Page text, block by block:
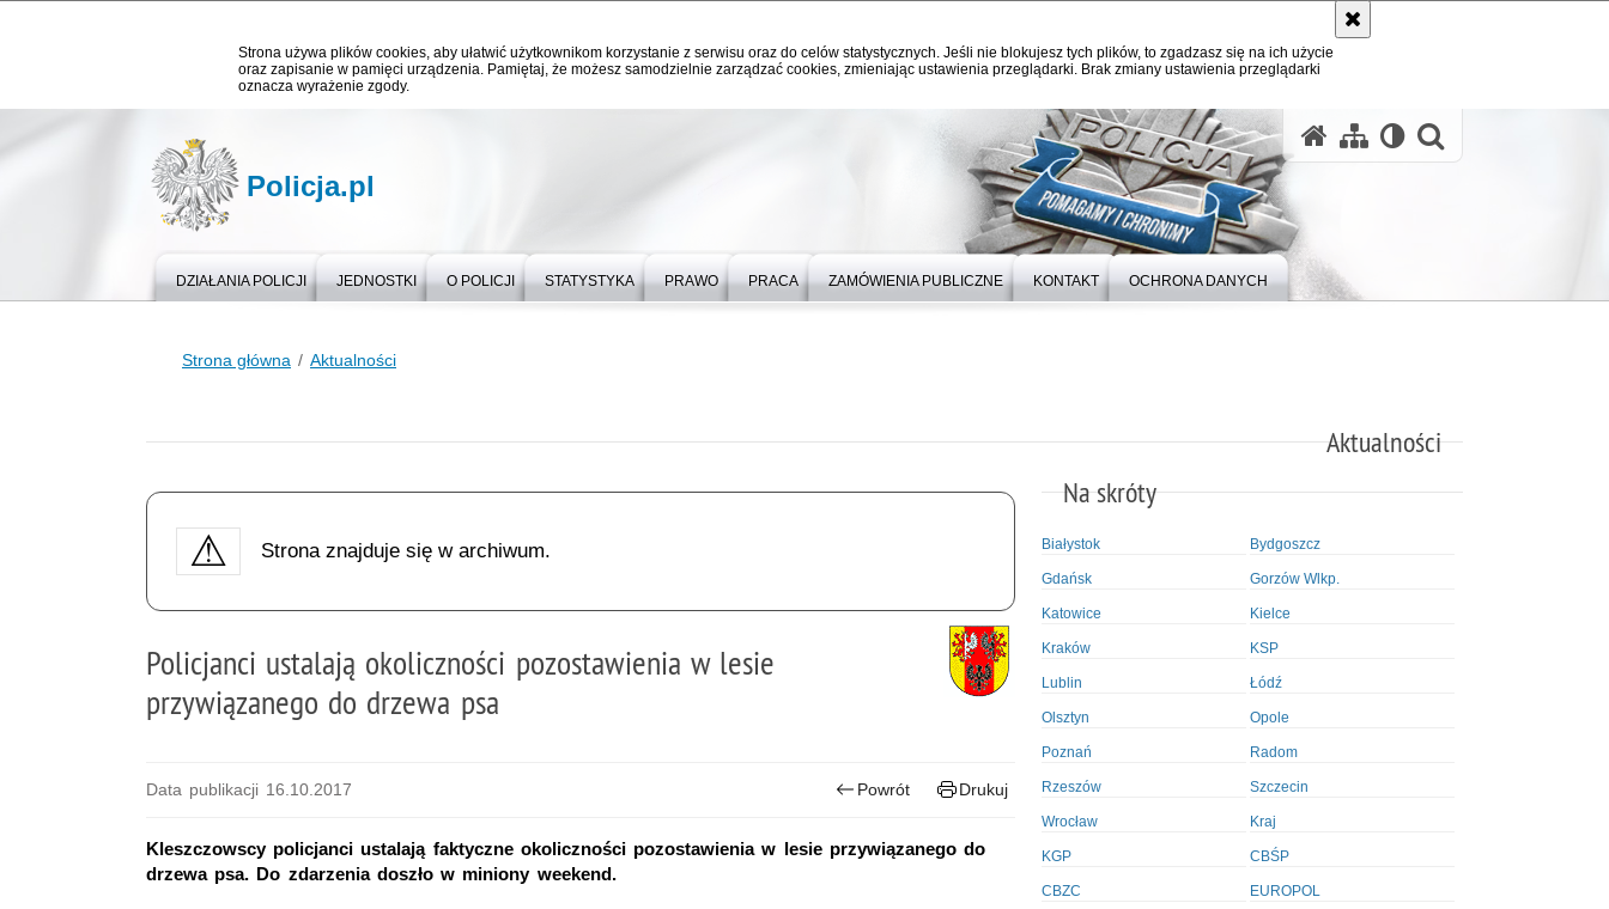
Strona używa plików cookies, aby ułatwić użytkownikom korzystanie z serwisu oraz do celów statystycznych. Jeśli nie blokujesz tych plików, to zgadzasz się na ich użycie
oraz zapisanie w pamięci urządzenia. Pamiętaj, że możesz samodzielnie zarządzać cookies, zmieniając ustawienia przeglądarki. Brak zmiany ustawienia przeglądarki
oznacza wyrażenie zgody.
Policja.pl
DZIAŁANIA POLICJI JEDNOSTKI O POLICJI STATYSTYKA PRAWO PRACA ZAMÓWIENIA PUBLICZNE KONTAKT OCHRONA DANYCH
Strona główna Aktualności
Aktualności
Strona znajduje się w archiwum.
Policjanci ustalają okoliczności pozostawienia w lesie
przywiązanego do drzewa psa
Data publikacji 16.10.2017 Powrót Drukuj
Kleszczowscy policjanci ustalają faktyczne okoliczności pozostawienia w lesie przywiązanego do
drzewa psa. Do zdarzenia doszło w miniony weekend.
Na skróty
Białystok Bydgoszcz
Gdańsk Gorzów Wlkp.
Katowice Kielce
Kraków KSP
Lublin Łódź
Olsztyn Opole
Poznań Radom
Rzeszów Szczecin
Wrocław Kraj
KGP CBŚP
CBZC EUROPOL